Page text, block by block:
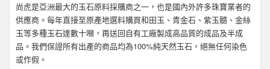
尚虎是亞洲最大的玉石原料採購商之一，也是國內外許多珠寶業者的
供應商。每年直接至原產地選料購買和田玉、青金石、紫玉髓、金絲
玉等多種玉石達數十噸，再送回自有工廠製成高品質的成品及半成
品。我們保證所有出產的商品均為100%純天然玉石，絕無任何染色
或作假。